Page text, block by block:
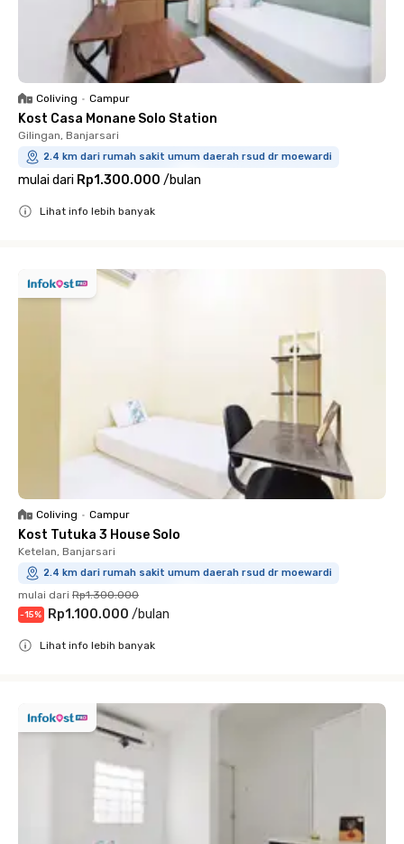
Coliving • Campur
Kost Casa Monane Solo Station
Gilingan, Banjarsari
2.4 km dari rumah sakit umum daerah rsud dr moewardi
mulai dari Rp1.300.000 /bulan
Lihat info lebih banyak
Coliving • Campur
Kost Tutuka 3 House Solo
Ketelan, Banjarsari
2.4 km dari rumah sakit umum daerah rsud dr moewardi
mulai dari Rp1.300.000
-15% Rp1.100.000 /bulan
Lihat info lebih banyak